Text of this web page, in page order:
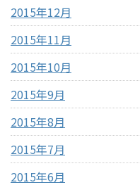
2015年12月
2015年11月
2015年10月
2015年9月
2015年8月
2015年7月
2015年6月